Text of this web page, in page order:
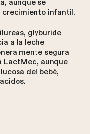
aunque se
crecimiento infantil.
glyburide
a la leche
segura
LactMed, aunque
del bebé,